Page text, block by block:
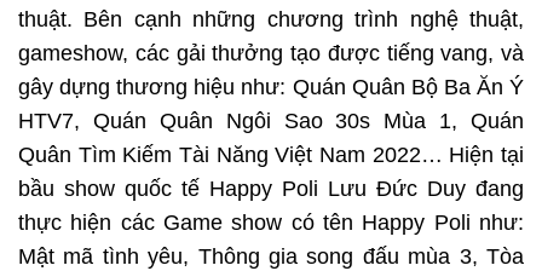
thuật. Bên cạnh những chương trình nghệ thuật,
gameshow, các gải thưởng tạo được tiếng vang, và
gây dựng thương hiệu như: Quán Quân Bộ Ba Ăn Ý
HTV7, Quán Quân Ngôi Sao 30s Mùa 1, Quán
Quân Tìm Kiếm Tài Năng Việt Nam 2022… Hiện tại
bầu show quốc tế Happy Poli Lưu Đức Duy đang
thực hiện các Game show có tên Happy Poli như:
Mật mã tình yêu, Thông gia song đấu mùa 3, Tòa